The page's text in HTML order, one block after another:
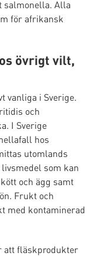
salmonella. Alla
för afrikansk
övrigt vilt,
vanliga i Sverige.
och
I Sverige
hos
utomlands
som kan
och ägg samt
Frukt och
med kontaminerad
att fläskprodukter